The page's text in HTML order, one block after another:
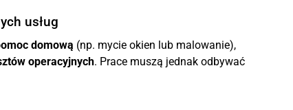
usług
domową (np. mycie okien lub malowanie),
operacyjnych. Prace muszą jednak odbywać